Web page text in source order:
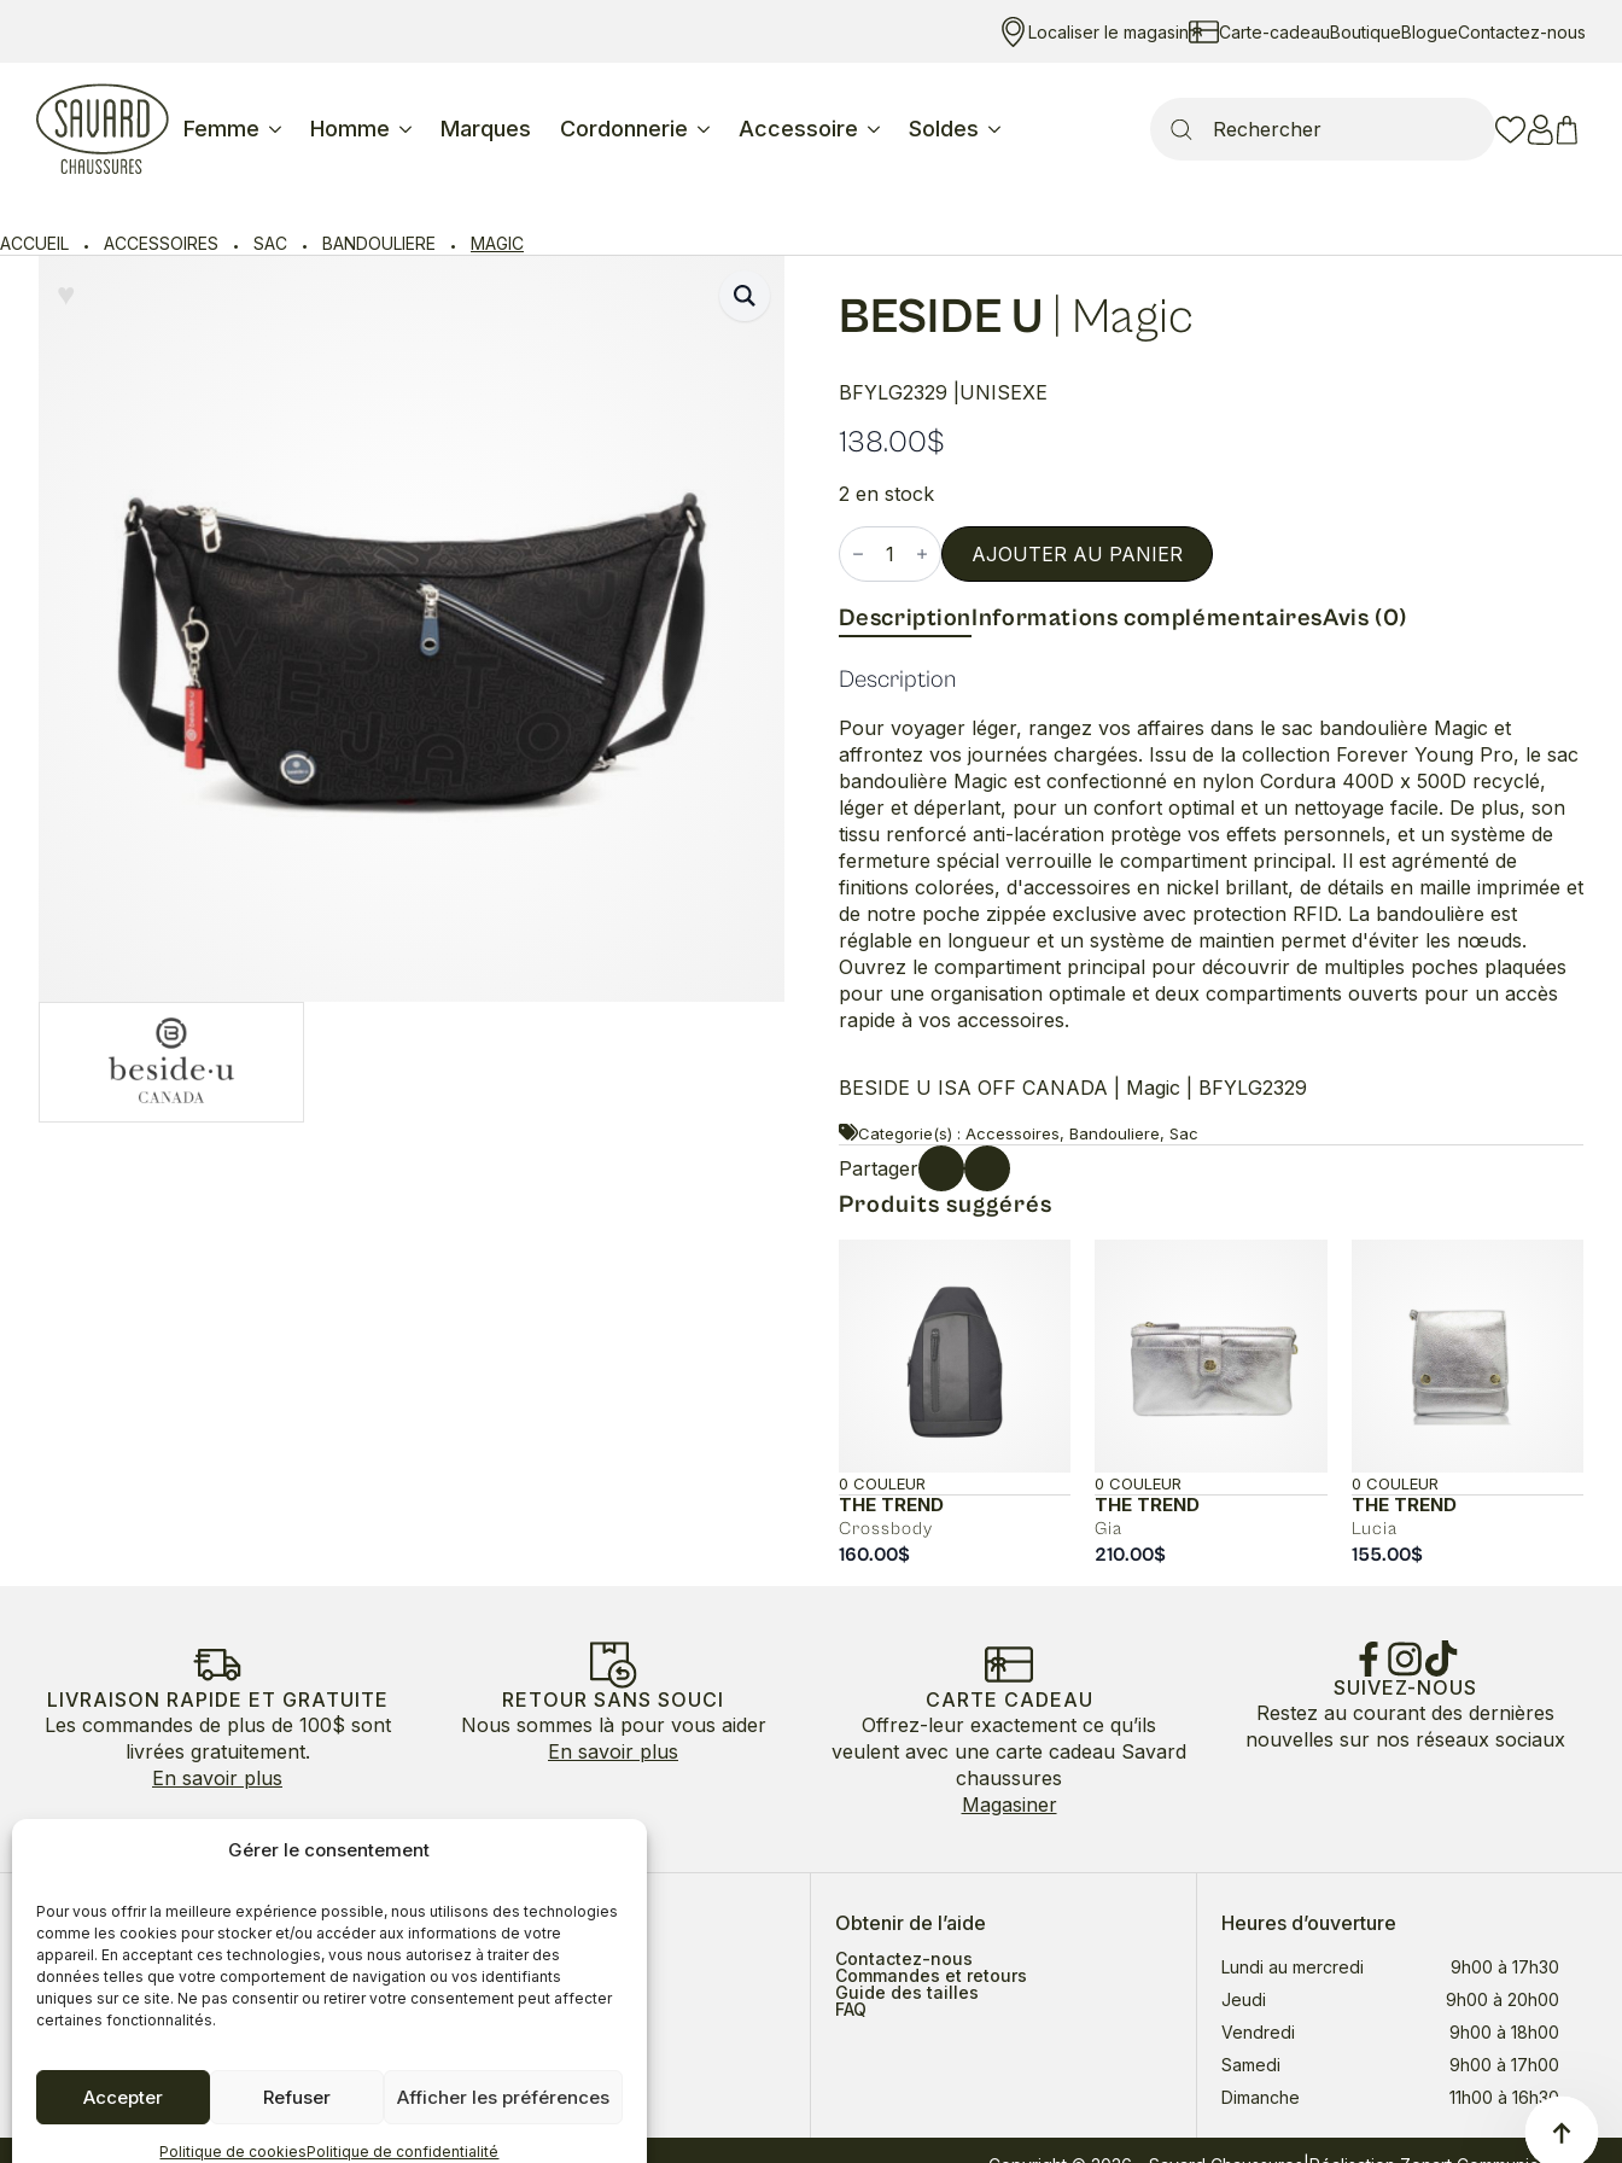
Gérer le consentement
Pour vous offrir la meilleure expérience possible, nous utilisons des technologies
comme les cookies pour stocker et/ou accéder aux informations de votre
appareil. En acceptant ces technologies, vous nous autorisez à traiter des
données telles que votre comportement de navigation ou vos identifiants
uniques sur ce site. Ne pas consentir ou retirer votre consentement peut affecter
certaines fonctionnalités.
Accepter Refuser Afficher les préférences
Politique de cookiesPolitique de confidentialité
Localiser le magasin Carte-cadeauBoutiqueBlogueContactez-nous
Femme Homme Marques Cordonnerie Accessoire Soldes
for:
ACCUEIL ACCESSOIRES SAC BANDOULIERE MAGIC
BESIDE U Magic
BFYLG2329 | UNISEXE
138.00$
2 en stock
quantité
de
Magic
AJOUTER AU PANIER
DescriptionInformations complémentairesAvis (0)
Description
Pour voyager léger, rangez vos affaires dans le sac bandoulière Magic et
affrontez vos journées chargées. Issu de la collection Forever Young Pro, le sac
bandoulière Magic est confectionné en nylon Cordura 400D x 500D recyclé,
léger et déperlant, pour un confort optimal et un nettoyage facile. De plus, son
tissu renforcé anti-lacération protège vos effets personnels, et un système de
fermeture spécial verrouille le compartiment principal. Il est agrémenté de
finitions colorées, d'accessoires en nickel brillant, de détails en maille imprimée et
de notre poche zippée exclusive avec protection RFID. La bandoulière est
réglable en longueur et un système de maintien permet d'éviter les nœuds.
Ouvrez le compartiment principal pour découvrir de multiples poches plaquées
pour une organisation optimale et deux compartiments ouverts pour un accès
rapide à vos accessoires.
BESIDE U ISA OFF CANADA | Magic | BFYLG2329
Categorie(s) : Accessoires, Bandouliere, Sac
Partager
Produits suggérés
THE TREND
Crossbody
0 COULEUR
160.00$
THE TREND
Gia
0 COULEUR
210.00$
THE TREND
Lucia
0 COULEUR
155.00$
LIVRAISON RAPIDE ET GRATUITE
Les commandes de plus de 100$ sont
livrées gratuitement.
En savoir plus
RETOUR SANS SOUCI
Nous sommes là pour vous aider
En savoir plus
CARTE CADEAU
Offrez-leur exactement ce qu’ils
veulent avec une carte cadeau Savard
chaussures
Magasiner
SUIVEZ-NOUS
Restez au courant des dernières
nouvelles sur nos réseaux sociaux
À propos de nous
À propos
Avantages
Blogue
Témoignages
Obtenir de l’aide
Contactez-nous
Commandes et retours
Guide des tailles
FAQ
Heures d’ouverture
Lundi au mercredi
9h00 à 17h30
Jeudi
9h00 à 20h00
Vendredi
9h00 à 18h00
Samedi
9h00 à 17h00
Dimanche
11h00 à 16h30